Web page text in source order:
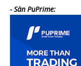
- Sàn PuPrime: